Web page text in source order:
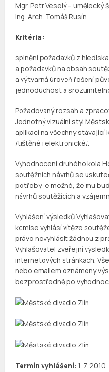
Mgr. Petr Veselý – umělecký
Ing. Arch. Tomáš Rusín
Kritéria:
splnění požadavků z
a požadavků na obsah
a výtvarná úroveň řešení
jednoduchost a
Požadovaný rozsah a
Jednotný vizuální styl
aplikací na všechny stávající
/tištěné i elektronické/.
Vyhodnocení druhého kola
soutěžních návrhů se
potřeby je možné, že mu
návrhů soutěžících a
Vyhlášení výsledků
komise vyhlásí vítěze
právo nevyhlásit žádnou z
Vyhlašovatel zveřejní
internetových stránkách.
nebo emailem oznámeny
bezprostředně po
Termín vyhlášení: 1. 7. 2010